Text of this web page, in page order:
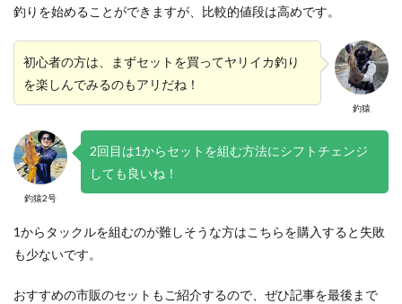
釣りを始めることができますが、比較的値段は高めです。
釣猿
初心者の方は、まずセットを買ってヤリイカ釣り
を楽しんでみるのもアリだね！
釣猿2号
2回目は1からセットを組む方法にシフトチェンジ
しても良いね！
1からタックルを組むのが難しそうな方はこちらを購入すると失敗
も少ないです。
おすすめの市販のセットもご紹介するので、ぜひ記事を最後まで